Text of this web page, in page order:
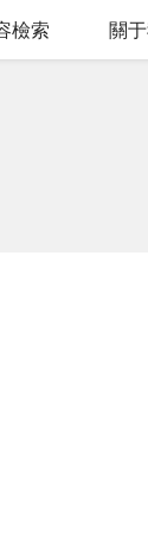
檢索 關